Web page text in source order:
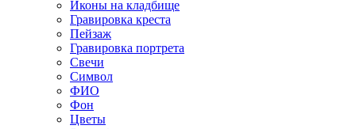
Иконы на кладбище
Гравировка креста
Пейзаж
Гравировка портрета
Свечи
Символ
ФИО
Фон
Цветы